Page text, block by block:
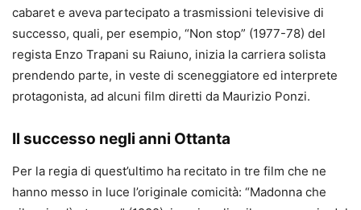
cabaret e aveva partecipato a trasmissioni televisive di
successo, quali, per esempio, “Non stop” (1977-78) del
regista Enzo Trapani su Raiuno, inizia la carriera solista
prendendo parte, in veste di sceneggiatore ed interprete
protagonista, ad alcuni film diretti da Maurizio Ponzi.
Il successo negli anni Ottanta
Per la regia di quest’ultimo ha recitato in tre film che ne
hanno messo in luce l’originale comicità: “Madonna che